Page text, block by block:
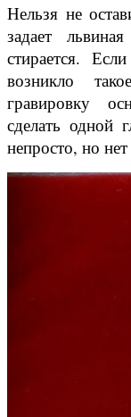
Нельзя не
задает
стирается.
возникло
гравировку
сделать одной
непросто, но